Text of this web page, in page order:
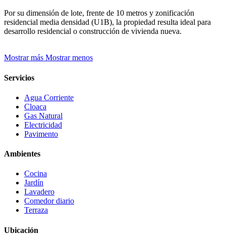
Por su dimensión de lote, frente de 10 metros y zonificación
residencial media densidad (U1B), la propiedad resulta ideal para
desarrollo residencial o construcción de vivienda nueva.
Mostrar más Mostrar menos
Servicios
Agua Corriente
Cloaca
Gas Natural
Electricidad
Pavimento
Ambientes
Cocina
Jardín
Lavadero
Comedor diario
Terraza
Ubicación